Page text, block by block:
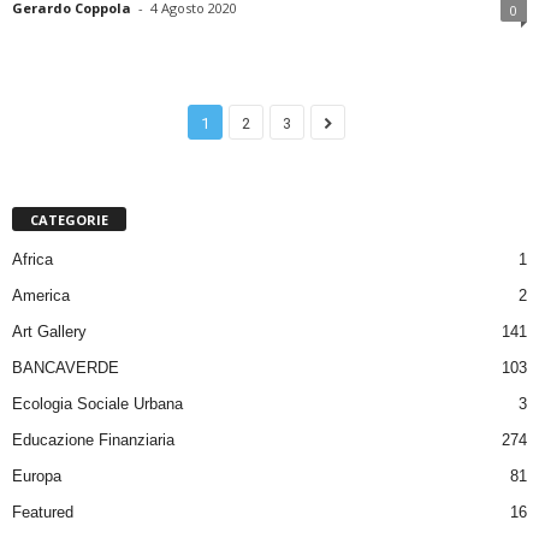
Gerardo Coppola - 4 Agosto 2020 0
1 2 3
CATEGORIE
Africa
1
America
2
Art Gallery
141
BANCAVERDE
103
Ecologia Sociale Urbana
3
Educazione Finanziaria
274
Europa
81
Featured
16